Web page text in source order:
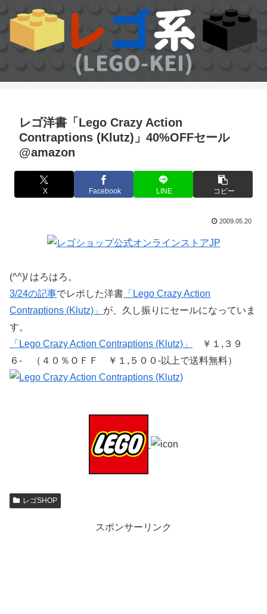
レゴ洋書「Lego Crazy Action
Contraptions (Klutz)」40%OFFセール
@amazon
X Facebook LINE コピー
2009.05.20
(^^)/ はろはろ。
3/24の記事でレポした洋書 「Lego Crazy Action
Contraptions (Klutz)」 が、久し振りにセールになっていま
す。
「Lego Crazy Action Contraptions (Klutz)」
￥１,３９
６- （４０％ＯＦＦ ￥１,５００-以上で送料無料）
レゴSHOP
スポンサーリンク